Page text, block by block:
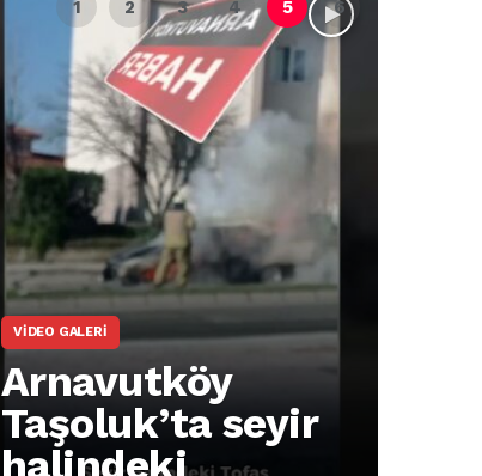
VIDEO GALERI
Arnavutköy
Taşoluk’ta seyir
halindeki